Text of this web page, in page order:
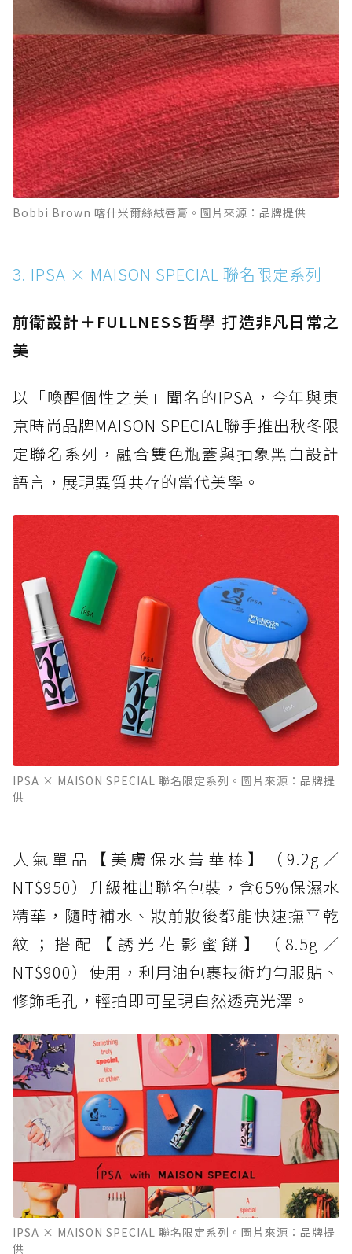
Bobbi Brown 喀什米爾絲絨唇膏。圖片來源：品牌提供
3. IPSA × MAISON SPECIAL 聯名限定系列
前衛設計＋FULLNESS哲學 打造非凡日常之
美
以「喚醒個性之美」聞名的IPSA，今年與東
京時尚品牌MAISON SPECIAL聯手推出秋冬限
定聯名系列，融合雙色瓶蓋與抽象黑白設計
語言，展現異質共存的當代美學。
IPSA × MAISON SPECIAL 聯名限定系列。圖片來源：品牌提
供
人氣單品【美膚保水菁華棒】（9.2g／
NT$950）升級推出聯名包裝，含65%保濕水
精華，隨時補水、妝前妝後都能快速撫平乾
紋；搭配【誘光花影蜜餅】（8.5g／
NT$900）使用，利用油包裹技術均勻服貼、
修飾毛孔，輕拍即可呈現自然透亮光澤。
IPSA × MAISON SPECIAL 聯名限定系列。圖片來源：品牌提
供